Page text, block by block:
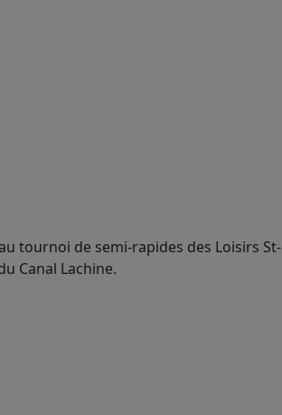
tournoi de semi-rapides des Loisirs St-
Canal Lachine.